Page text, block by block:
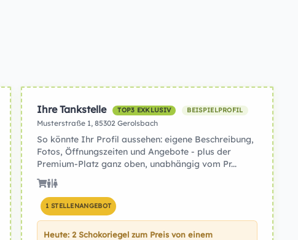
Ihre Tankstelle TOP3 EXKLUSIV BEISPIELPROFIL
Musterstraße 1, 85302 Gerolsbach
So könnte Ihr Profil aussehen: eigene Beschreibung,
Fotos, Öffnungszeiten und Angebote - plus der
Premium-Platz ganz oben, unabhängig vom Pr...
1 STELLENANGEBOT
Heute: 2 Schokoriegel zum Preis von einem